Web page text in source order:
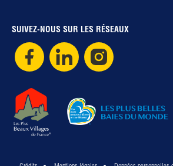
SUIVEZ-NOUS SUR LES RÉSEAUX